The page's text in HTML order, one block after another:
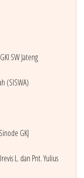
SW Jateng
(SISWA)
GKJ
L. dan Pnt. Yulius